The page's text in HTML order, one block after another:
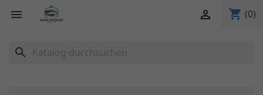
 shopping_cart (0)

search